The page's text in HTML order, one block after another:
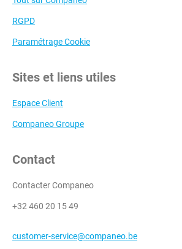
RGPD
Paramétrage Cookie
Sites et liens utiles
Espace Client
Companeo Groupe
Contact
Contacter Companeo
+32 460 20 15 49
customer-service@companeo.be